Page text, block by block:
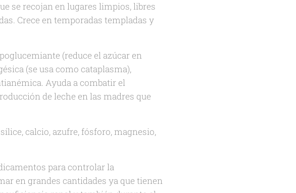
se recojan en lugares limpios, libres
Crece en temporadas templadas y
(reduce el azúcar en
(se usa como cataplasma),
Ayuda a combatir el
de leche en las madres que
calcio, azufre, fósforo, magnesio,
para controlar la
en grandes cantidades ya que tienen